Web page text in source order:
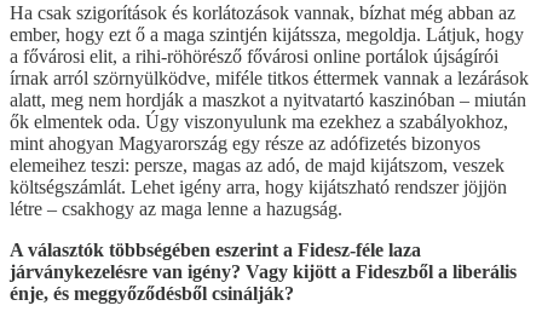
Ha csak szigorítások és korlátozások vannak, bízhat még abban az
ember, hogy ezt ő a maga szintjén kijátssza, megoldja. Látjuk, hogy
a fővárosi elit, a rihi-röhörésző fővárosi online portálok újságírói
írnak arról szörnyülködve, miféle titkos éttermek vannak a lezárások
alatt, meg nem hordják a maszkot a nyitvatartó kaszinóban – miután
ők elmentek oda. Úgy viszonyulunk ma ezekhez a szabályokhoz,
mint ahogyan Magyarország egy része az adófizetés bizonyos
elemeihez teszi: persze, magas az adó, de majd kijátszom, veszek
költségszámlát. Lehet igény arra, hogy kijátszható rendszer jöjjön
létre – csakhogy az maga lenne a hazugság.
A választók többségében eszerint a Fidesz-féle laza
járványkezelésre van igény? Vagy kijött a Fideszből a liberális
énje, és meggyőződésből csinálják?